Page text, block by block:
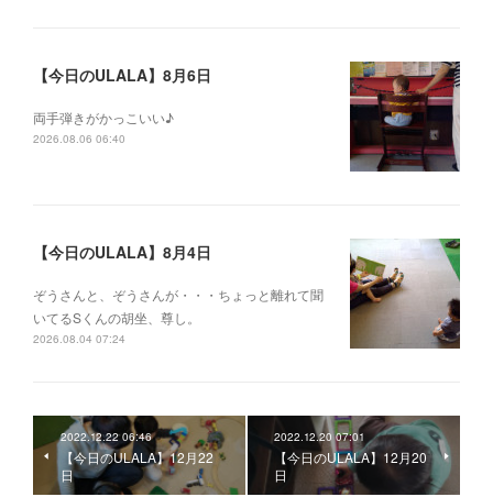
【今日のULALA】8月6日
両手弾きがかっこいい♪
2026.08.06 06:40
【今日のULALA】8月4日
ぞうさんと、ぞうさんが・・・ちょっと離れて聞
いてるSくんの胡坐、尊し。
2026.08.04 07:24
2022.12.22 06:46
【今日のULALA】12月22
日
2022.12.20 07:01
【今日のULALA】12月20
日